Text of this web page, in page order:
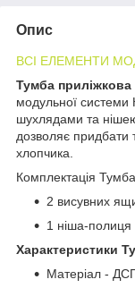
Опис
ВСІ ЕЛЕМЕНТИ
Тумба
модульної
шухлядами та
дозволяє придбати
хлопчика.
Комплектація
2 висувних
1 ніша-полиця
Характеристики
Матеріал -